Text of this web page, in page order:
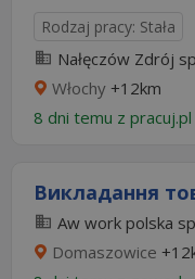
Rodzaj pracy: Stała
Nałęczów Zdrój
Włochy +12km
8 dni temu z pracuj.pl
Викладання
Aw work polska
Domaszowice